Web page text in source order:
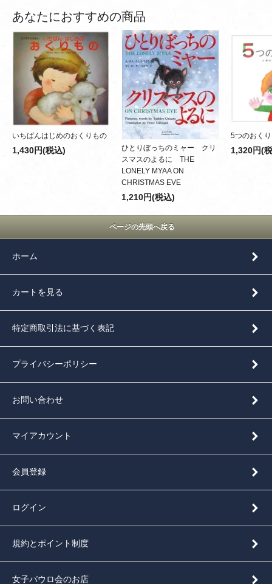
あなたにおすすめの商品
いちばんはじめのおくりもの
1,430円(税込)
ひとりぼっちのミャー クリ
スマスのよるに THE
LONELY MYAA ON
CHRISTMAS EVE
1,210円(税込)
5つのおく
1,320円(
ページの先頭へ戻る
ホーム
カートを見る
特定商取引法に基づく表記
プライバシーポリシー
お問い合わせ
マイアカウント
会員登録
ログイン
規約とポイント制度
女子パウロ会のお店